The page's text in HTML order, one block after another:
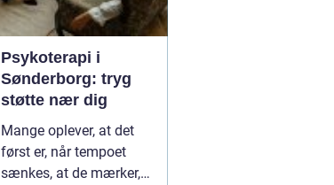
Psykoterapi i
Sønderborg: tryg
støtte nær dig
Mange oplever, at det
først er, når tempoet
sænkes, at de mærker,